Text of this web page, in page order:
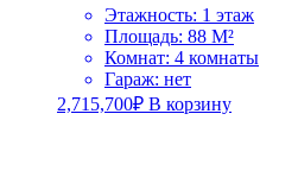
Этажность: 1 этаж
Площадь: 88 M²
Комнат: 4 комнаты
Гараж: нет
2,715,700₽ В корзину